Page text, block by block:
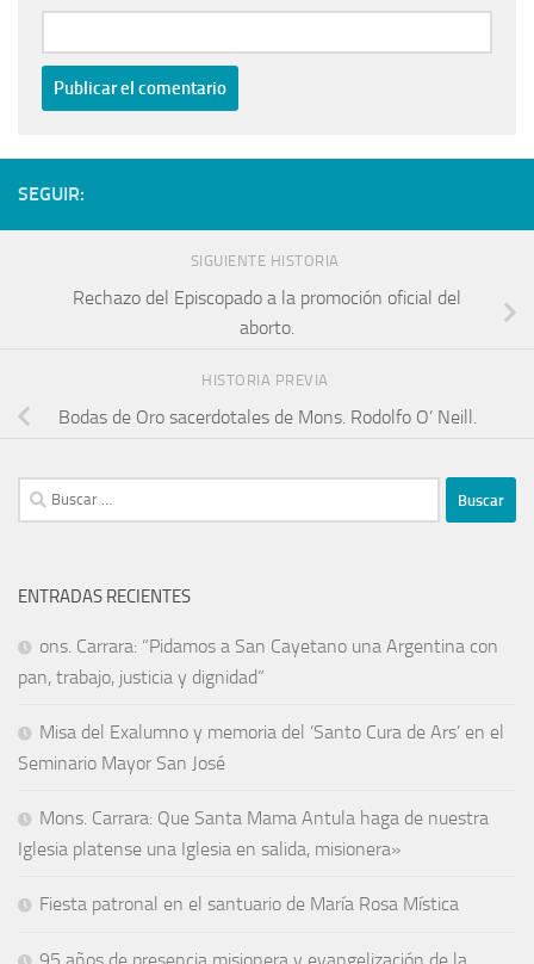
SEGUIR:
SIGUIENTE HISTORIA
Rechazo del Episcopado a la promoción oficial del
aborto.
HISTORIA PREVIA
Bodas de Oro sacerdotales de Mons. Rodolfo O’ Neill.
ENTRADAS RECIENTES
ons. Carrara: “Pidamos a San Cayetano una Argentina con
pan, trabajo, justicia y dignidad”
Misa del Exalumno y memoria del ‘Santo Cura de Ars’ en el
Seminario Mayor San José
Mons. Carrara: Que Santa Mama Antula haga de nuestra
Iglesia platense una Iglesia en salida, misionera»
Fiesta patronal en el santuario de María Rosa Mística